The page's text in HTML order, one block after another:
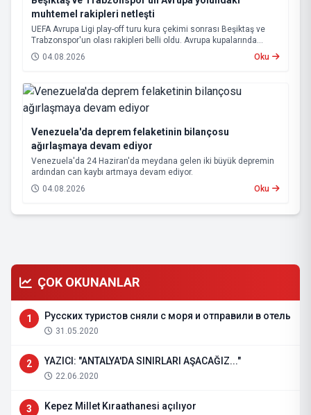
muhtemel rakipleri netleşti
UEFA Avrupa Ligi play-off turu kura çekimi sonrası Beşiktaş ve
Trabzonspor'un olası rakipleri belli oldu. Avrupa kupalarında
yoluna devam eden Beşiktaş ve Trabzonspor, grup aşamasına
kalabilmek için kritik eşleşmelerle karşı karşıya gelecek.
04.08.2026 Oku
Venezuela'da deprem felaketinin bilançosu
ağırlaşmaya devam ediyor
Venezuela'da 24 Haziran'da meydana gelen iki büyük depremin
ardından can kaybı artmaya devam ediyor.
04.08.2026
Oku
ÇOK OKUNANLAR
1 Русских туристов сняли с моря и отправили в отель
31.05.2020
2 YAZICI: "ANTALYA'DA SINIRLARI AŞACAĞIZ..."
22.06.2020
3 Kepez Millet Kıraathanesi açılıyor